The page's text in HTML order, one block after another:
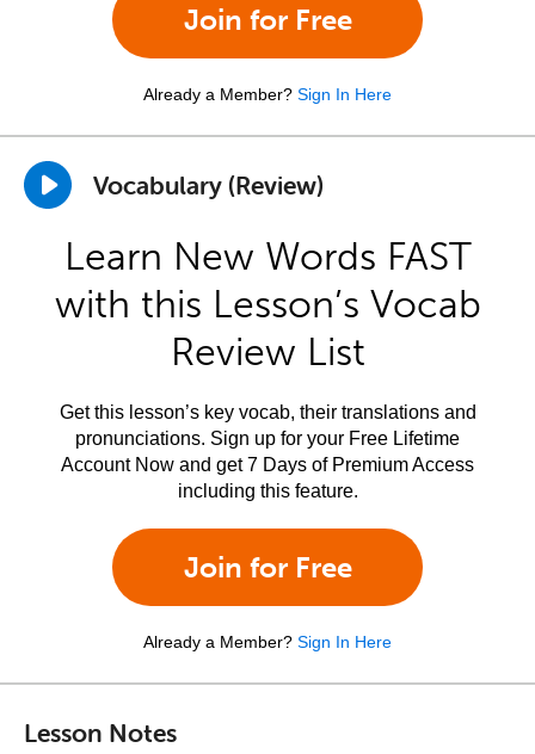
Join for Free
Already a Member? Sign In Here
Vocabulary (Review)
Learn New Words FAST
with this Lesson’s Vocab
Review List
Get this lesson’s key vocab, their translations and
pronunciations. Sign up for your Free Lifetime
Account Now and get 7 Days of Premium Access
including this feature.
Join for Free
Already a Member? Sign In Here
Lesson Notes